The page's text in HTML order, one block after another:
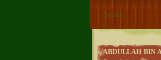
ABDULLAH BIN